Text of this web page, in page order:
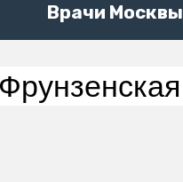
Врачи Москвы